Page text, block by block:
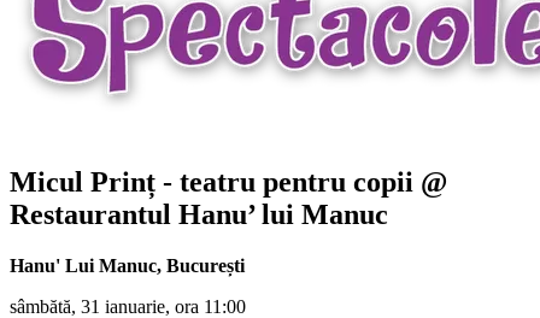
Micul Prinț - teatru pentru copii @
Restaurantul Hanu’ lui Manuc
Hanu' Lui Manuc, București
sâmbătă, 31 ianuarie, ora 11:00